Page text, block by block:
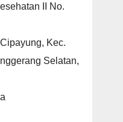
II No.
Kec.
Selatan,